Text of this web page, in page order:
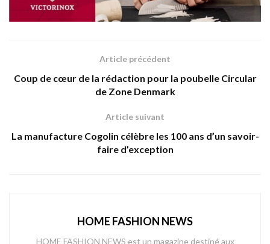
Article précédent
Coup de cœur de la rédaction pour la poubelle Circular
de Zone Denmark
Article suivant
La manufacture Cogolin célèbre les 100 ans d’un savoir-
faire d’exception
HOME FASHION NEWS
HOME FASHION NEWS est un magazine destiné aux